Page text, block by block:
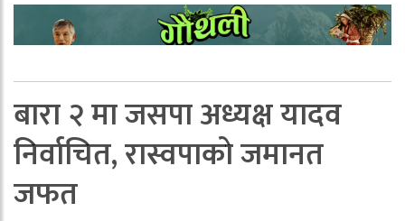
बारा २ मा जसपा अध्यक्ष यादव
निर्वाचित, रास्वपाकाे जमानत
जफत